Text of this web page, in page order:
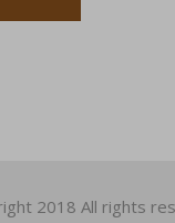
2018 All rights